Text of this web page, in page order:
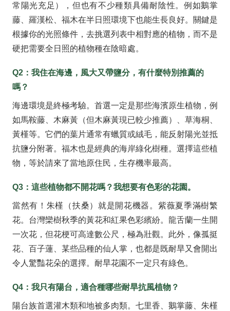
常陽光充足），但也有不少種類具備耐陰性。例如鵝掌
藤、羅漢松、福木在半日照環境下也能生長良好。關鍵是
根據你的光照條件，去挑選列表中相對應的植物，而不是
硬把需要全日照的植物種在陰暗處。
Q2：我住在海邊，風大又帶鹽分，有什麼特別推薦的
嗎？
海邊環境是終極考驗。首選一定是那些海濱原生植物，例
如馬鞍藤、木麻黃（但木麻黃現已較少推薦）、草海桐、
黃槿等。它們的葉片通常有蠟質或絨毛，能反射陽光並抵
抗鹽分附著。福木也是經典的海岸綠化樹種。選擇這些植
物，等於請來了當地原住民，生存機率最高。
Q3：這些植物都不開花嗎？我想要有色彩的花園。
當然有！朱槿（扶桑）就是開花機器。紫薇夏季滿樹繁
花。台灣欒樹秋季的黃花和紅果色彩繽紛。龍舌蘭一生開
一次花，但花梗可高達數公尺，極為壯觀。此外，像孤挺
花、百子蓮、某些品種的仙人掌，也都是既耐旱又會開出
令人驚豔花朵的選擇。耐旱花園不一定只有綠色。
Q4：我只有陽台，適合種哪些耐旱抗風植物？
陽台族首選灌木類和地被多肉類。七里香、鵝掌藤、朱槿